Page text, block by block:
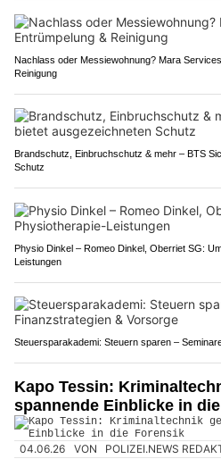
Nachlass oder Messiewohnung? Mara
Reinigung
Brandschutz, Einbruchschutz & mehr – BTS
Schutz
Physio Dinkel – Romeo Dinkel, Oberriet SG:
Leistungen
Steuersparakademi: Steuern sparen –
Kapo Tessin:
spannende Einblicke in
04.06.26 VON POLIZEI.NEWS